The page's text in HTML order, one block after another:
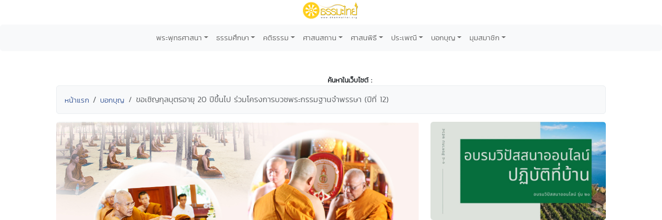
พระพุทธศาสนา ธรรมศึกษา คติธรรม ศาสนสถาน ศาสนพิธี ประเพณี บอกบุญ มุมสมาชิก
ค้นหาในเว็บไซต์ :
หน้าแรก บอกบุญ ขอเชิญกุลบุตรอายุ 20 ปีขึ้นไป ร่วมโครงการบวชพระกรรมฐานจำพรรษา (ปีที่ 12)